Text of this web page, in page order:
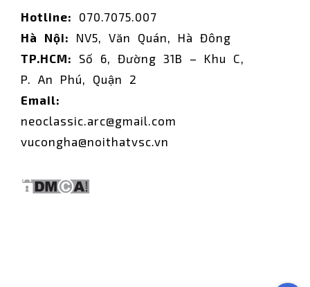
Hotline: 070.7075.007
Hà Nội: NV5, Văn Quán, Hà Đông
TP.HCM: Số 6, Đường 31B – Khu C,
P. An Phú, Quận 2
Email:
neoclassic.arc@gmail.com
vucongha@noithatvsc.vn